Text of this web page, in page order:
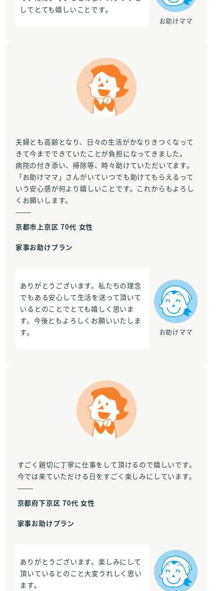
お助けママ
してとても嬉しいことです。
夫婦とも高齢となり、日々の生活がかなりきつくなって
きて今までできていたことが負担になってきました。
病院の付き添い、掃除等、時々助けていただいてます。
「お助けママ」さんがいていつでも助けてもらえるって
いう安心感が何より嬉しいことです。これからもよろし
くお願いします。
京都市上京区 70代 女性
家事お助けプラン
お助けママ
ありがとうございます。私たちの理念
でもある安心して生活を送って頂いて
いるとのことでとても嬉しく思いま
す。今後ともよろしくお願いいたしま
す。
すごく親切に丁寧に仕事をして頂けるので嬉しいです。
今では来ていただける日をすごく楽しみにしています。
京都府下京区 70代 女性
家事お助けプラン
ありがとうございます。楽しみにして
頂いているとのこと大変うれしく思い
ます。